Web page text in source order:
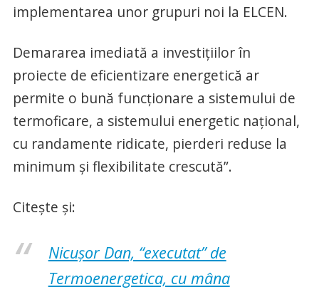
implementarea unor grupuri noi la ELCEN.
Demararea imediată a investițiilor în
proiecte de eficientizare energetică ar
permite o bună funcționare a sistemului de
termoficare, a sistemului energetic național,
cu randamente ridicate, pierderi reduse la
minimum și flexibilitate crescută”.
Citește și:
Nicușor Dan, “executat” de
Termoenergetica, cu mâna